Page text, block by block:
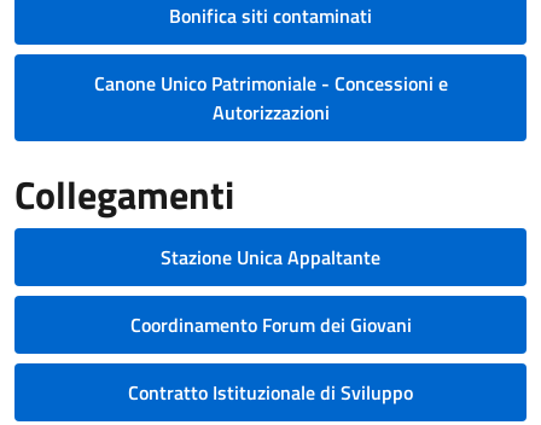
Bonifica siti contaminati
Canone Unico Patrimoniale - Concessioni e
Autorizzazioni
Collegamenti
Stazione Unica Appaltante
Coordinamento Forum dei Giovani
Contratto Istituzionale di Sviluppo